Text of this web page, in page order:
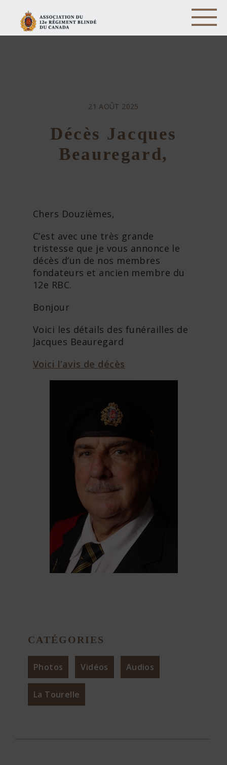
21 AOÛT 2025
Décès Jacques
Beauregard,
Chers Douzièmes,
C’est avec une très grande
tristesse que je vous annonce le
décès d’un de nos membres
fondateurs et ancien membre du
12e RBC.
Bonjour
Voici les détails des funérailles de
Jacques Beauregard
Voici l’avis de décès
CATÉGORIES
Photos Vidéos Audios
La Tourelle